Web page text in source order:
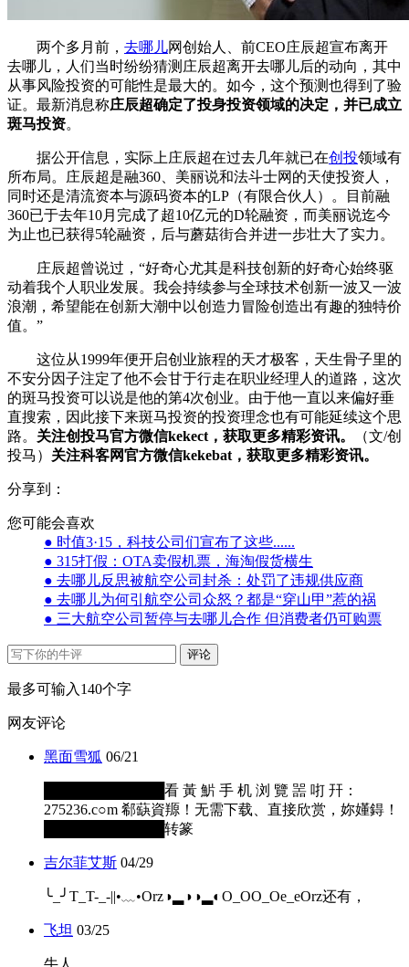
两个多月前， 去哪儿网创始人、前CEO庄辰超宣布离开
去哪儿，人们当时纷纷猜测庄辰超离开去哪儿后的动向，其中
从事风险投资的可能性是最大的。如今，这个预测也得到了验
证。最新消息称庄辰超确定了投身投资领域的决定，并已成立
斑马投资。
据公开信息，实际上庄辰超在过去几年就已在创投领域有
所布局。庄辰超是融360、美丽说和法斗士网的天使投资人，
同时还是清流资本与源码资本的LP（有限合伙人）。目前融
360已于去年10月完成了超10亿元的D轮融资，而美丽说迄今
为止也已获得5轮融资，后与蘑菇街合并进一步壮大了实力。
庄辰超曾说过，“好奇心尤其是科技创新的好奇心始终驱
动着我个人职业发展。我会持续参与全球技术创新一波又一波
浪潮，希望能在创新大潮中以创造力冒险创造出有趣的独特价
值。”
这位从1999年便开启创业旅程的天才极客，天生骨子里的
不安分因子注定了他不会甘于行走在职业经理人的道路，这次
的斑马投资可以说是他的第4次创业。由于他一直以来偏好垂
直搜索，因此接下来斑马投资的投资理念也有可能延续这个思
路。 关注创投马官方微信kekect，获取更多精彩资讯。
（文/创
投马） 关注科客网官方微信kekebat，获取更多精彩资讯。
分享到：
您可能会喜欢
● 时值3·15，科技公司们宣布了这些......
● 315打假：OTA卖假机票，海淘假货横生
● 去哪儿反思被航空公司封杀：处罚了违规供应商
● 去哪儿为何引航空公司众怒？都是“穿山甲”惹的祸
● 三大航空公司暂停与去哪儿合作 但消费者仍可购票
评论
最多可输入140个字
网友评论
黑面雪狐 06/21
████████████看 黃 魸 手 机 浏 覽 噐 咑 幵：
275236.c○m 郗蒛資羱！无需下载、直接欣赏，妳嬞鍀！
████████████转篆
吉尔菲艾斯 04/29
╰_╯T_T-_-||•﹏•Orz◑▂◑◑▂◐O_OO_Oe_eOrz还有，
飞坦 03/25
牛人